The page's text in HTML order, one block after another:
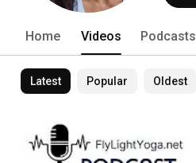
Home Videos Podcasts
Latest Popular Oldest